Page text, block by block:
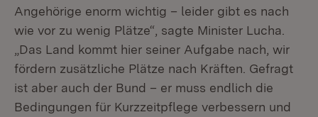
Angehörige enorm wichtig – leider gibt es nach
wie vor zu wenig Plätze“, sagte Minister Lucha.
„Das Land kommt hier seiner Aufgabe nach, wir
fördern zusätzliche Plätze nach Kräften. Gefragt
ist aber auch der Bund – er muss endlich die
Bedingungen für Kurzzeitpflege verbessern und